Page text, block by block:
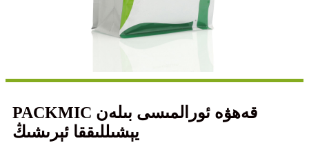
PACKMIC قەھۋە ئورالمىسى بىلەن
يېشىللىققا ئېرىشىڭ